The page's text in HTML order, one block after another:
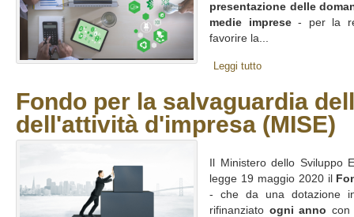
presentazione delle
medie imprese- per la
favorire la...
Leggi tutto
Fondo per la salvaguardia
dell'attività d'impresa (MISE)
Il Ministero dello Sviluppo
legge 19 maggio 2020 il
- che da una dotazione
rifinanziato ogni anno